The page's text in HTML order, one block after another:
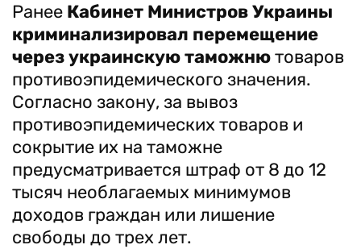
Ранее Кабинет Министров Украины
криминализировал перемещение
через украинскую таможнютоваров
противоэпидемического значения.
Согласно закону, за вывоз
противоэпидемических товаров и
сокрытие их на таможне
предусматривается штраф от 8 до 12
тысяч необлагаемых минимумов
доходов граждан или лишение
свободы до трех лет.